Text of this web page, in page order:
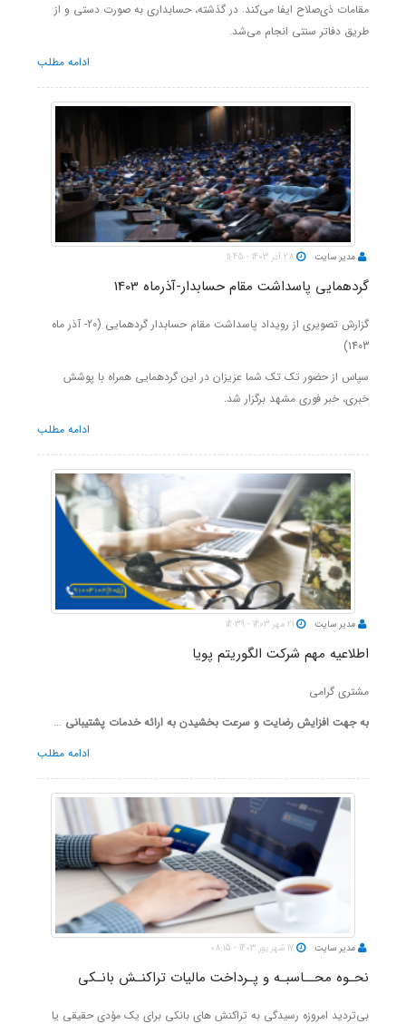
مقامات ذی‌صلاح ایفا می‌کند. در گذشته، حسابداری به صورت دستی و از
طریق دفاتر سنتی انجام می‌شد.
ادامه مطلب
مدیر سایت 28 آذر 1403 - 11:45
گردهمایی پاسداشت مقام حسابدار-آذرماه 1403
گزارش تصویری از رویداد پاسداشت مقام حسابدار گردهمایی (20- آذر ماه
1403)
سپاس از حضور تک تک شما عزیزان در این گردهمایی همراه با پوشش
خبری، خبر فوری مشهد برگزار شد.
ادامه مطلب
مدیر سایت 21 مهر 1403 - 14:39
اطلاعیه مهم شرکت الگوریتم پویا
مشتری گرامی
به جهت افزايش رضايت و سرعت بخشيدن به ارائه خدمات پشتيبانی...
ادامه مطلب
مدیر سایت 17 شهریور 1403 - 08:15
نحـوه محــاسبـه و پـرداخت مالیات تراکنـش بانـکی
بی‌تردید امروزه رسیدگی به تراکنش های بانکی برای یک مؤدی حقیقی یا